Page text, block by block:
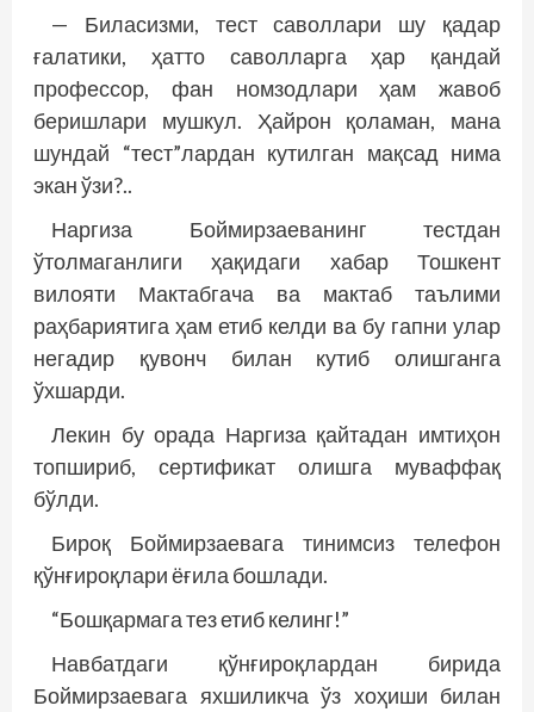
— Биласизми, тест саволлари шу қадар
ғалатики, ҳатто саволларга ҳар қандай
профессор, фан номзодлари ҳам жавоб
беришлари мушкул. Ҳайрон қоламан, мана
шундай “тест”лардан кутилган мақсад нима
экан ўзи?..
Наргиза Боймирзаеванинг тестдан
ўтолмаганлиги ҳақидаги хабар Тошкент
вилояти Мактабгача ва мактаб таълими
раҳбариятига ҳам етиб келди ва бу гапни улар
негадир қувонч билан кутиб олишганга
ўхшарди.
Лекин бу орада Наргиза қайтадан имтиҳон
топшириб, сертификат олишга муваффақ
бўлди.
Бироқ Боймирзаевага тинимсиз телефон
қўнғироқлари ёғила бошлади.
“Бошқармага тез етиб келинг!”
Навбатдаги қўнғироқлардан бирида
Боймирзаевага яхшиликча ўз хоҳиши билан